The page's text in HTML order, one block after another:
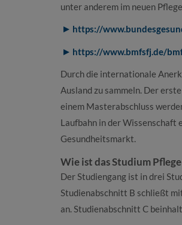
unter anderem im neuen
https://
https://www.bmfsfj.de/
Durch die internationale
Ausland zu sammeln. Der
einem Masterabschluss
Laufbahn in der Wissenschaft
Gesundheitsmarkt.
Wie ist das Studium
Der Studiengang ist in drei
Studienabschnitt B schließt
an. Studienabschnitt C